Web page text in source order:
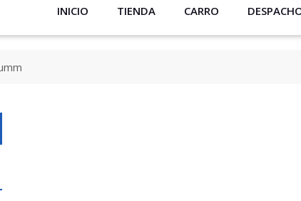
INICIO TIENDA CARRO